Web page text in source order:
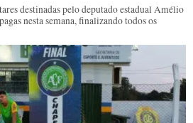
destinadas pelo deputado estadual Amélio
nesta semana, finalizando todos os